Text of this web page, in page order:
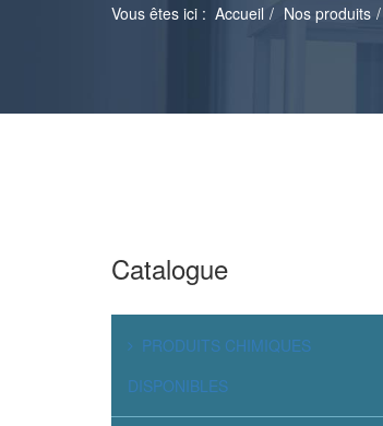
Vous êtes ici : Accueil Nos produits
Catalogue
PRODUITS CHIMIQUES
DISPONIBLES